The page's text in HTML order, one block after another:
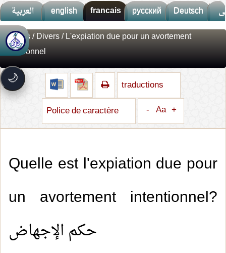
العربية english francais русский Deutsch
🌙
🚀 جديد الموقع!
⚡سرعة فائقة
🎨تصميم جديد كلياً
🔔تتابع كل جديد بخطوة واحدة
Fatwas/Divers/ L'expiation due pour un avortement
intentionnel
traductions
Police de caractère
- Aa +
Quelle est l'expiation due pour
un avortement intentionnel?
حكم الإجهاض